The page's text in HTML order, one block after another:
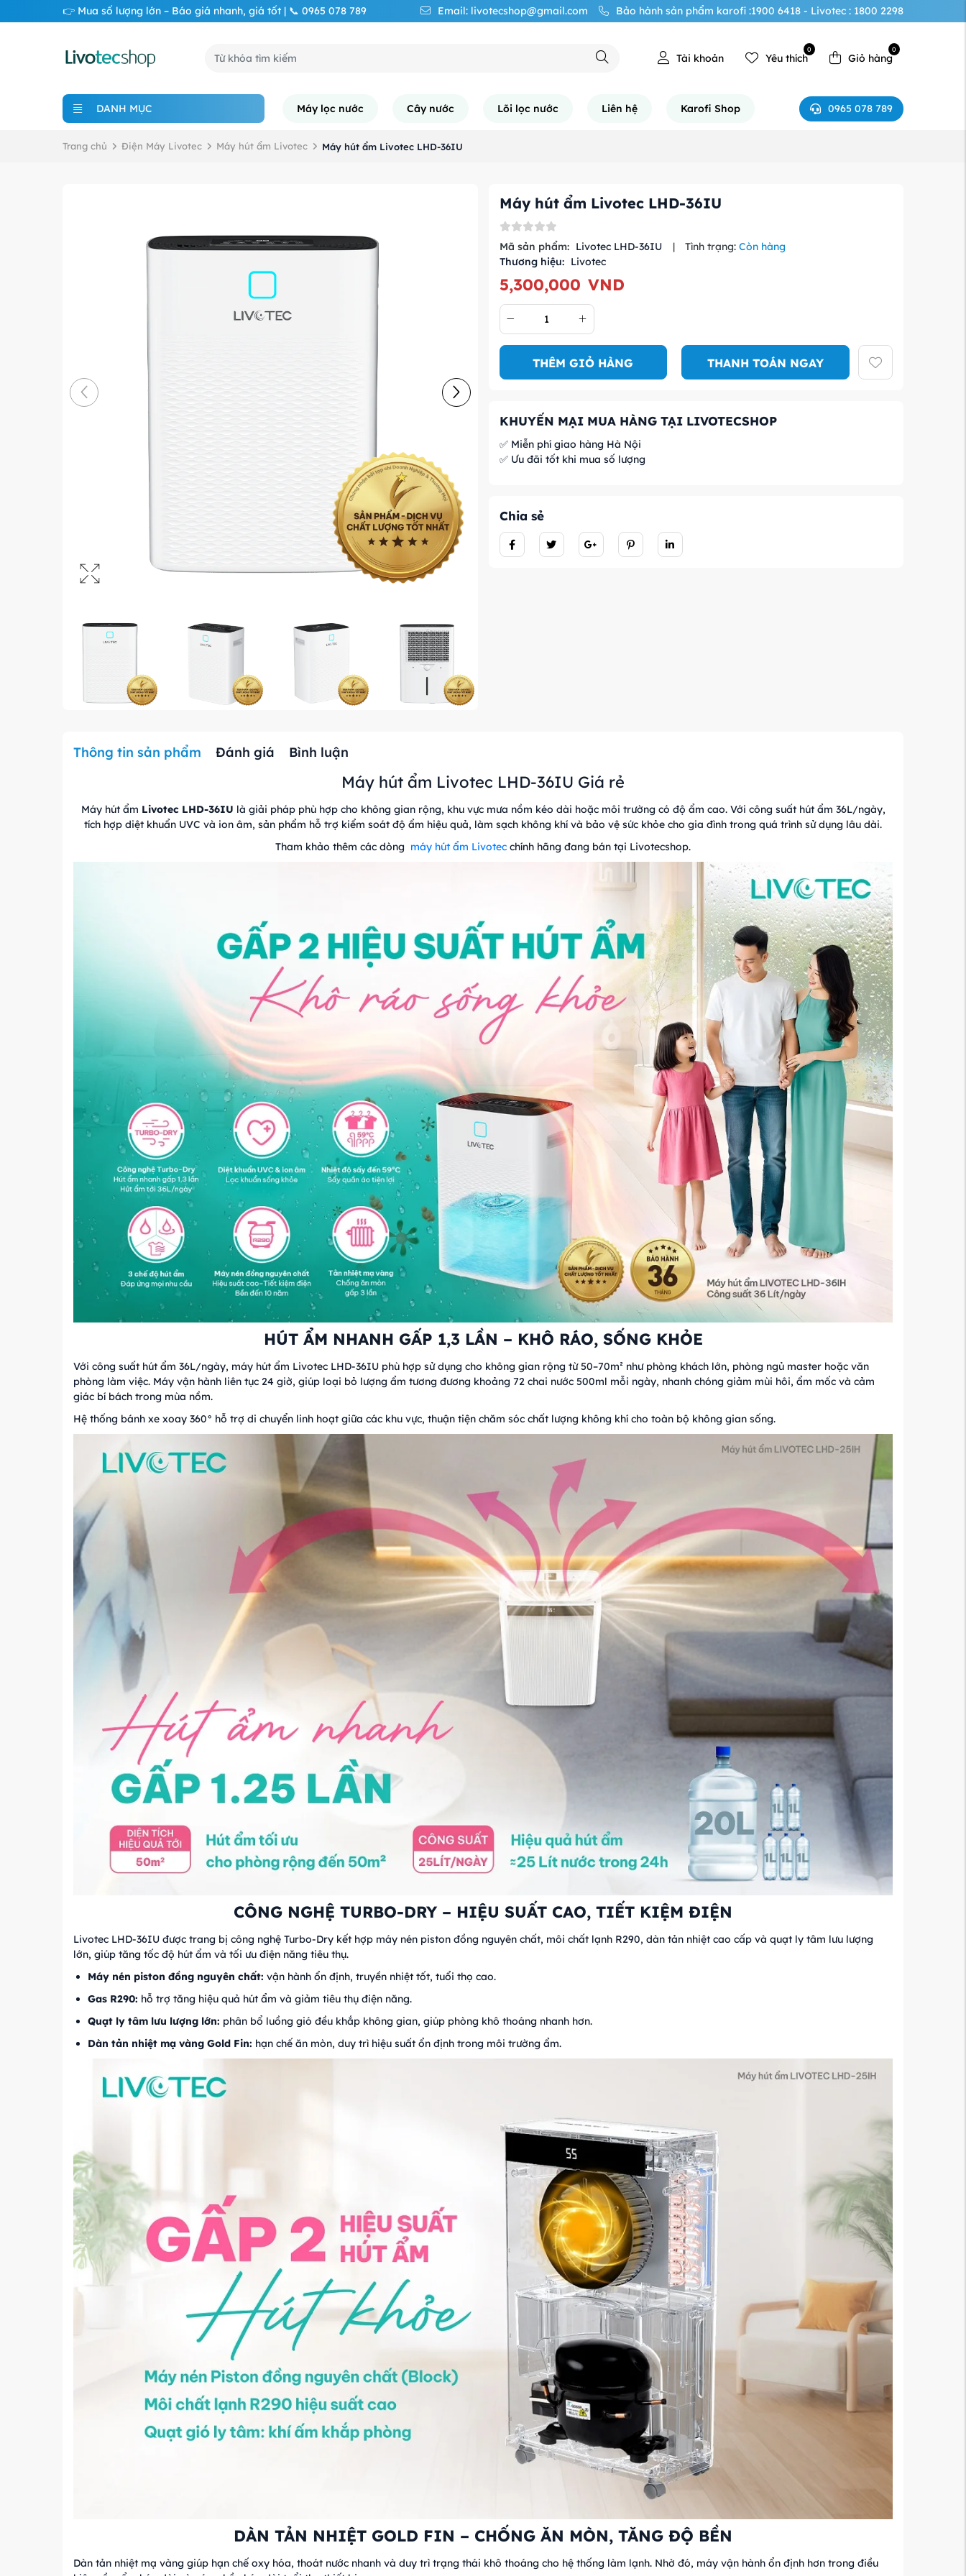
👉 Mua số lượng lớn – Báo giá nhanh, giá tốt | 📞 0965 078 789 Email: livotecshop@gmail.com Bảo hành sản phẩm karofi :1900 6418 - Livotec : 1800 2298
Tài khoản Yêu thích
0
Giỏ hàng
0
DANH MỤC Máy lọc nước Cây nước Lõi lọc nước Liên hệ Karofi Shop 0965 078 789
Trang chủ Điện Máy Livotec Máy hút ẩm Livotec Máy hút ẩm Livotec LHD-36IU
Máy hút ẩm Livotec LHD-36IU
Mã sản phẩm: Livotec LHD-36IU | Tình trạng: Còn hàng
Thương hiệu: Livotec
5,300,000 VND
THÊM GIỎ HÀNG THANH TOÁN NGAY
KHUYẾN MẠI MUA HÀNG TẠI LIVOTECSHOP
✅ Miễn phí giao hàng Hà Nội
✅ Ưu đãi tốt khi mua số lượng
Chia sẻ
Thông tin sản phẩm Đánh giá Bình luận
Máy hút ẩm Livotec LHD-36IU Giá rẻ
Máy hút ẩm Livotec LHD-36IU là giải pháp phù hợp cho không gian rộng, khu vực mưa nồm kéo dài hoặc môi trường có độ ẩm cao. Với công suất hút ẩm 36L/ngày,
tích hợp diệt khuẩn UVC và ion âm, sản phẩm hỗ trợ kiểm soát độ ẩm hiệu quả, làm sạch không khí và bảo vệ sức khỏe cho gia đình trong quá trình sử dụng lâu dài.
Tham khảo thêm các dòng máy hút ẩm Livotec chính hãng đang bán tại Livotecshop.
HÚT ẨM NHANH GẤP 1,3 LẦN – KHÔ RÁO, SỐNG KHỎE
Với công suất hút ẩm 36L/ngày, máy hút ẩm Livotec LHD-36IU phù hợp sử dụng cho không gian rộng từ 50–70m² như phòng khách lớn, phòng ngủ master hoặc văn
phòng làm việc. Máy vận hành liên tục 24 giờ, giúp loại bỏ lượng ẩm tương đương khoảng 72 chai nước 500ml mỗi ngày, nhanh chóng giảm mùi hôi, ẩm mốc và cảm
giác bí bách trong mùa nồm.
Hệ thống bánh xe xoay 360° hỗ trợ di chuyển linh hoạt giữa các khu vực, thuận tiện chăm sóc chất lượng không khí cho toàn bộ không gian sống.
CÔNG NGHỆ TURBO-DRY – HIỆU SUẤT CAO, TIẾT KIỆM ĐIỆN
Livotec LHD-36IU được trang bị công nghệ Turbo-Dry kết hợp máy nén piston đồng nguyên chất, môi chất lạnh R290, dàn tản nhiệt cao cấp và quạt ly tâm lưu lượng
lớn, giúp tăng tốc độ hút ẩm và tối ưu điện năng tiêu thụ.
Máy nén piston đồng nguyên chất: vận hành ổn định, truyền nhiệt tốt, tuổi thọ cao.
Gas R290: hỗ trợ tăng hiệu quả hút ẩm và giảm tiêu thụ điện năng.
Quạt ly tâm lưu lượng lớn: phân bổ luồng gió đều khắp không gian, giúp phòng khô thoáng nhanh hơn.
Dàn tản nhiệt mạ vàng Gold Fin: hạn chế ăn mòn, duy trì hiệu suất ổn định trong môi trường ẩm.
DÀN TẢN NHIỆT GOLD FIN – CHỐNG ĂN MÒN, TĂNG ĐỘ BỀN
Dàn tản nhiệt mạ vàng giúp hạn chế oxy hóa, thoát nước nhanh và duy trì trạng thái khô thoáng cho hệ thống làm lạnh. Nhờ đó, máy vận hành ổn định hơn trong điều